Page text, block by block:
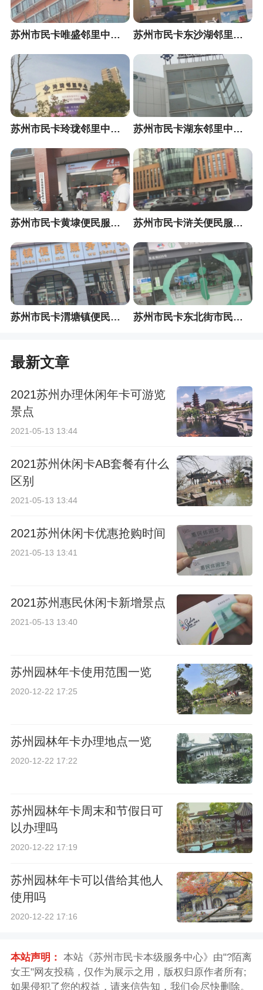
苏州市民卡唯盛邻里中心便民服务站 苏州市民卡东沙湖邻里中心便民服务站
苏州市民卡玲珑邻里中心便民服务站 苏州市民卡湖东邻里中心便民服务站
苏州市民卡黄埭便民服务中心 苏州市民卡浒关便民服务中心
苏州市民卡渭塘镇便民服务中心 苏州市民卡东北街市民卡便民服务站
最新文章
2021苏州办理休闲年卡可游览
景点
2021-05-13 13:44
2021苏州休闲卡AB套餐有什么
区别
2021-05-13 13:44
2021苏州休闲卡优惠抢购时间
2021-05-13 13:41
2021苏州惠民休闲卡新增景点
2021-05-13 13:40
苏州园林年卡使用范围一览
2020-12-22 17:25
苏州园林年卡办理地点一览
2020-12-22 17:22
苏州园林年卡周末和节假日可
以办理吗
2020-12-22 17:19
苏州园林年卡可以借给其他人
使用吗
2020-12-22 17:16
本站声明： 本站《苏州市民卡本级服务中心》由"?陌离
女王"网友投稿，仅作为展示之用，版权归原作者所有;
如果侵犯了您的权益，请来信告知，我们会尽快删除。